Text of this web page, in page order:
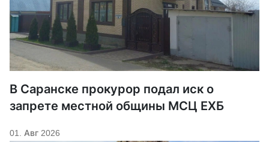
В Саранске прокурор подал иск о
запрете местной общины МСЦ ЕХБ
01. Авг 2026